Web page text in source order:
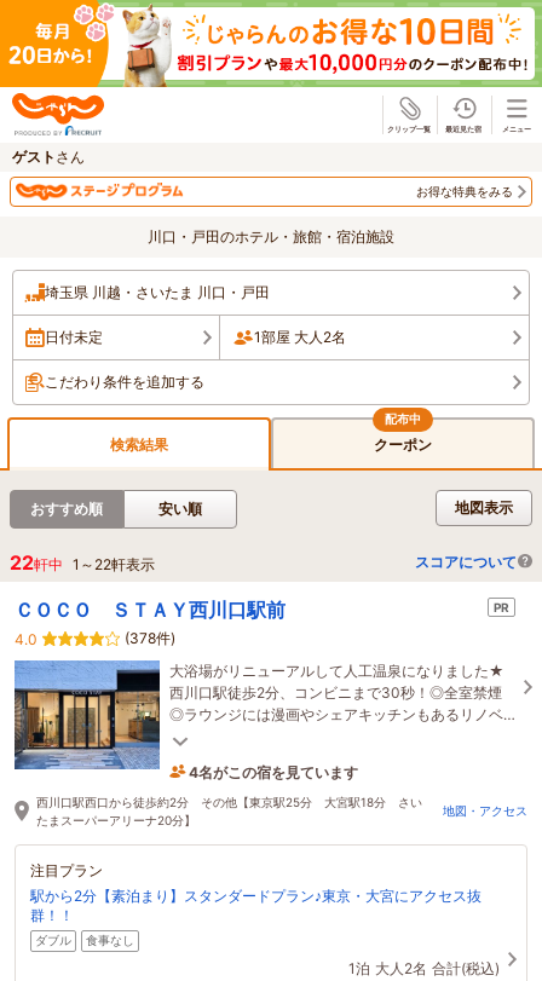
ゲスト さん
お得な特典をみる
川口・戸田のホテル・旅館・宿泊施設
埼玉県 川越・さいたま 川口・戸田
日付未定 1部屋 大人2名
こだわり条件を追加する
検索結果 クーポン
地図表示
おすすめ順 安い順
22軒中 1 ～ 22軒表示 スコアについて
ＣＯＣＯ ＳＴＡＹ西川口駅前 PR
4.0
(378件)
大浴場がリニューアルして人工温泉になりました★
西川口駅徒歩2分、コンビニまで30秒！◎全室禁煙
◎ラウンジには漫画やシェアキッチンもあるリノベ
ーションデザインホテル★
4名がこの宿を見ています
たった今予約されました
西川口駅西口から徒歩約2分 その他【東京駅25分 大宮駅18分 さい
たまスーパーアリーナ20分】
地図・アクセス
注目プラン
駅から2分【素泊まり】スタンダードプラン♪東京・大宮にアクセス抜
群！！
ダブル 食事なし
1泊 大人2名 合計(税込)